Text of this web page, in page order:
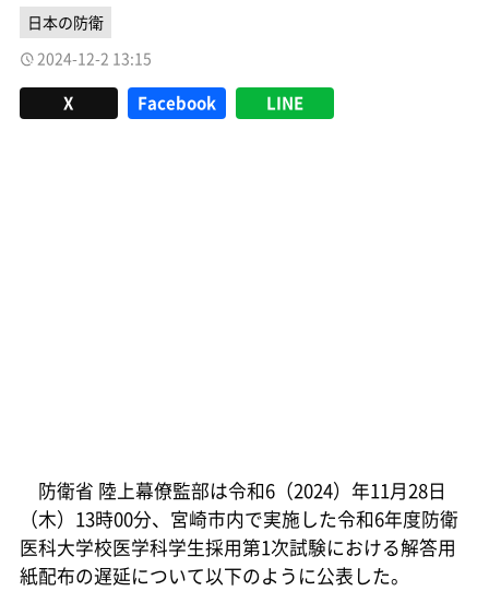
日本の防衛
2024-12-2 13:15
X Facebook LINE
防衛省 陸上幕僚監部は令和6（2024）年11月28日
（木）13時00分、宮崎市内で実施した令和6年度防衛
医科大学校医学科学生採用第1次試験における解答用
紙配布の遅延について以下のように公表した。